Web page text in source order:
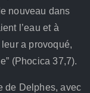
nouveau dans
l’eau et à
leur a provoqué,
(Phocica 37,7).
de Delphes, avec